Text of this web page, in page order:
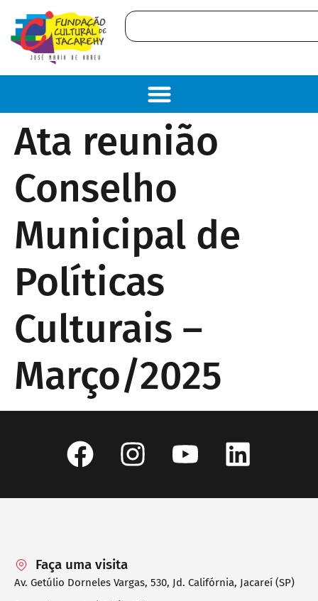
Ata reunião
Conselho
Municipal de
Políticas
Culturais –
Março/2025
Faça uma visita
Av. Getúlio Dorneles Vargas, 530, Jd. Califórnia, Jacareí (SP)